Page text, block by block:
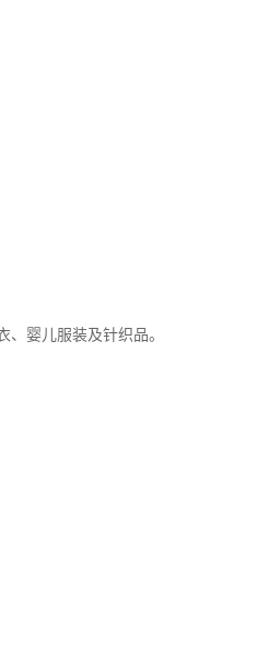
婴儿服装及针织品。